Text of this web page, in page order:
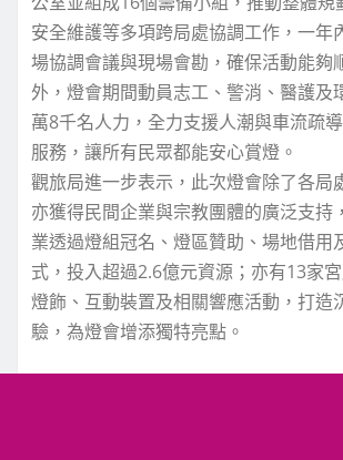
安全維護等多項跨局處協調工作，一年
場協調會議與現場會勘，確保活動能夠
外，燈會期間動員志工、警消、醫護及
萬8千名人力，全力支援人潮與車流疏
服務，讓所有民眾都能安心賞燈。
觀旅局進一步表示，此次燈會除了各局
亦獲得民間企業與宗教團體的廣泛支持
業透過燈組冠名、燈區贊助、場地借用
式，投入超過2.6億元資源；亦有13家
燈飾、互動裝置及相關響應活動，打造
驗，為燈會增添獨特亮點。